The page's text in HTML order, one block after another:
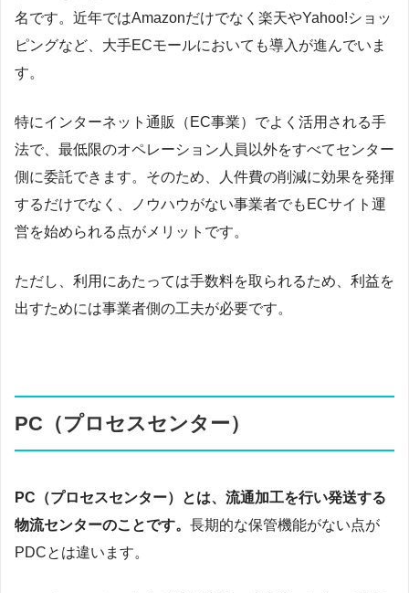
名です。近年ではAmazonだけでなく楽天やYahoo!ショッ
ピングなど、大手ECモールにおいても導入が進んでいま
す。
特にインターネット通販（EC事業）でよく活用される手
法で、最低限のオペレーション人員以外をすべてセンター
側に委託できます。そのため、人件費の削減に効果を発揮
するだけでなく、ノウハウがない事業者でもECサイト運
営を始められる点がメリットです。
ただし、利用にあたっては手数料を取られるため、利益を
出すためには事業者側の工夫が必要です。
PC（プロセスセンター）
PC（プロセスセンター）とは、流通加工を行い発送する
物流センターのことです。 長期的な保管機能がない点が
PDCとは違います。